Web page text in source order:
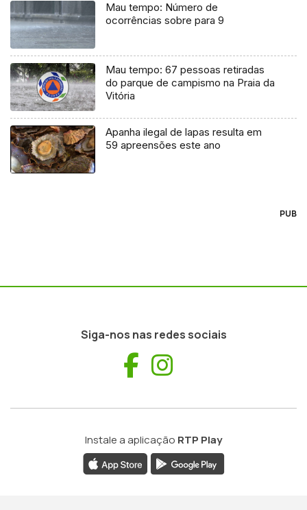
Mau tempo: Número de
ocorrências sobre para 9
Mau tempo: 67 pessoas retiradas
do parque de campismo na Praia da
Vitória
Apanha ilegal de lapas resulta em
59 apreensões este ano
PUB
Siga-nos nas redes sociais
Facebook
Instale a aplicação RTP Play